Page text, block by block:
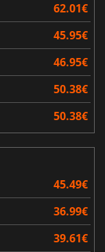
62.01€
45.95€
46.95€
50.38€
50.38€
45.49€
36.99€
39.61€